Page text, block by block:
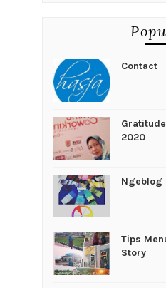
Contact
2020
Ngeblog
Tips
Story